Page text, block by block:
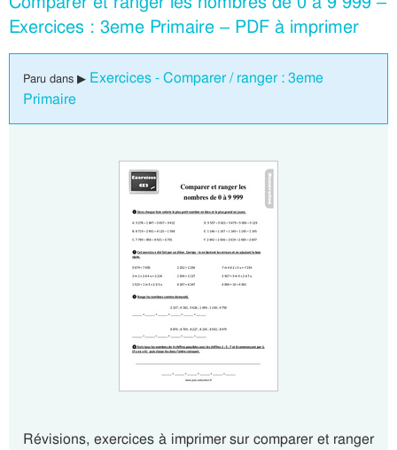
Exercices : 3eme Primaire – PDF à imprimer
Paru dans ▶ Exercices - Comparer / ranger : 3eme
Primaire
Révisions, exercices à imprimer sur comparer et ranger